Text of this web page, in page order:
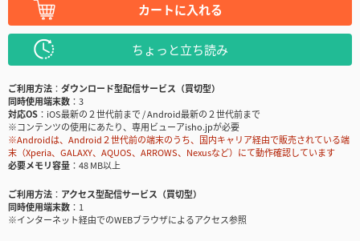
カートに入れる
ちょっと立ち読み
ご利用方法
ダウンロード型配信サービス（買切型）
同時使用端末数
3
対応OS
iOS最新の２世代前まで / Android最新の２世代前まで
※コンテンツの使用にあたり、専用ビューアisho.jpが必要
※Androidは、Android２世代前の端末のうち、国内キャリア経由で販売されている端
末（Xperia、GALAXY、AQUOS、ARROWS、Nexusなど）にて動作確認しています
必要メモリ容量
48 MB以上
ご利用方法
アクセス型配信サービス（買切型）
同時使用端末数
1
※インターネット経由でのWEBブラウザによるアクセス参照